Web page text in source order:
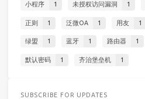
小程序 1 未授权访问漏洞 1
正则 1 泛微OA 1 用友 1
绿盟 1 蓝牙 1 路由器 1
默认密码 1 齐治堡垒机 1
SUBSCRIBE FOR UPDATES